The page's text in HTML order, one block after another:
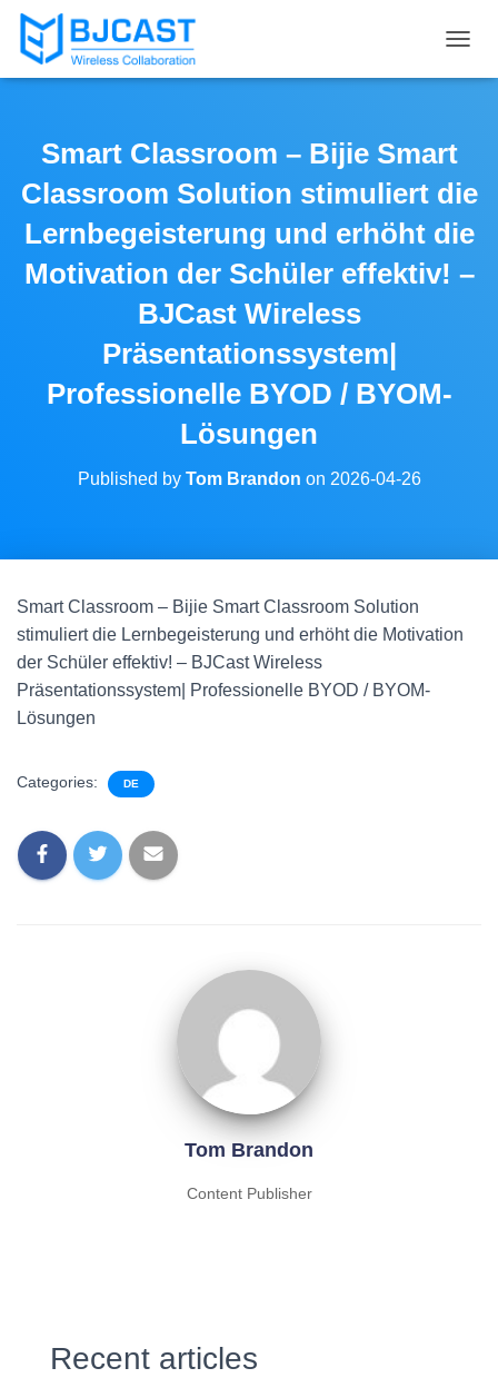
O
E
N
A
V
I
Smart Classroom – Bijie Smart
Classroom Solution stimuliert die
Lernbegeisterung und erhöht die
Motivation der Schüler effektiv! –
BJCast Wireless
Präsentationssystem|
Professionelle BYOD / BYOM-
Lösungen
Published by Tom Brandon on 2026-04-26
Smart Classroom – Bijie Smart Classroom Solution
stimuliert die Lernbegeisterung und erhöht die Motivation
der Schüler effektiv! – BJCast Wireless
Präsentationssystem| Professionelle BYOD / BYOM-
Lösungen
Categories: DE
Tom Brandon
Content Publisher
Recent articles